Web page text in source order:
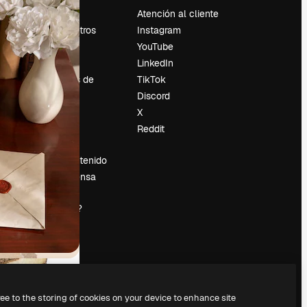
Precios
Sobre nosotros
Reviews
Empleo
Tendencias de
búsqueda
Blog
Eventos
Vender contenido
Sala de prensa
¿Buscas
magnific.ai?
Atención al cliente
Instagram
YouTube
LinkedIn
TikTok
Discord
X
Reddit
to the storing of cookies on your device to enhance site